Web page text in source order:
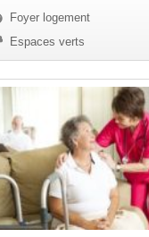
Foyer logement
Espaces verts